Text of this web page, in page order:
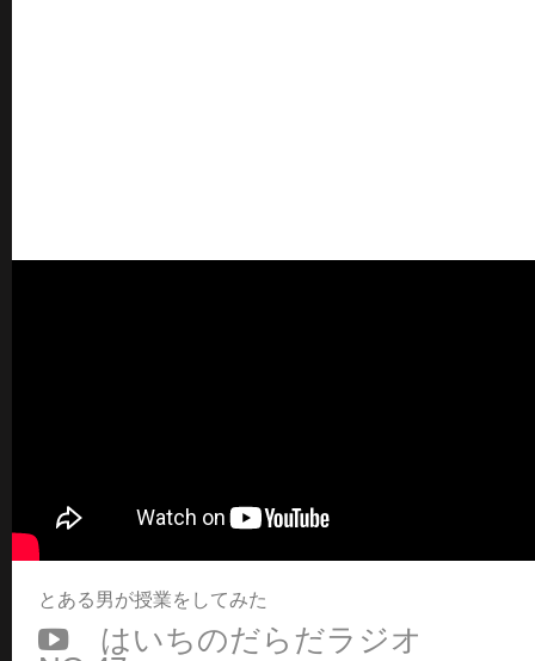
とある男が授業をしてみた
はいちのだらだラジオ